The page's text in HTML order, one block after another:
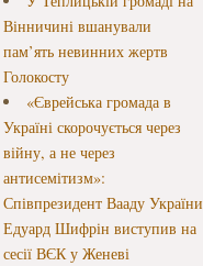
Вінничині вшанували
пам’ять невинних жертв
Голокосту
«Єврейська громада в
Україні скорочується через
війну, а не через
антисемітизм»:
Співпрезидент Вааду України
Едуард Шифрін виступив на
сесії ВЄК у Женеві